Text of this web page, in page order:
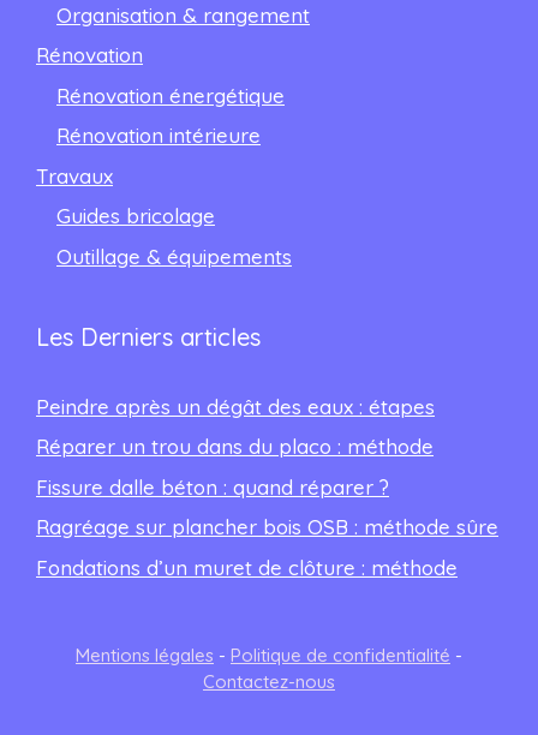
Organisation & rangement
Rénovation
Rénovation énergétique
Rénovation intérieure
Travaux
Guides bricolage
Outillage & équipements
Les Derniers articles
Peindre après un dégât des eaux : étapes
Réparer un trou dans du placo : méthode
Fissure dalle béton : quand réparer ?
Ragréage sur plancher bois OSB : méthode sûre
Fondations d’un muret de clôture : méthode
Mentions légales - Politique de confidentialité -
Contactez-nous